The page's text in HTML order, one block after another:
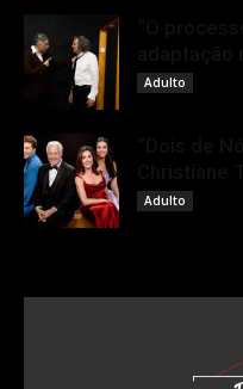
Adulto
Adulto